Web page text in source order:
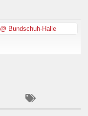
@ Bundschuh-Halle